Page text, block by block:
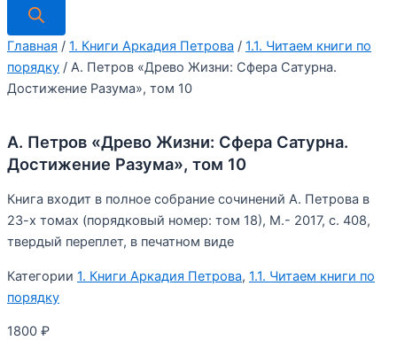
Главная / 1. Книги Аркадия Петрова / 1.1. Читаем книги по
порядку / А. Петров «Древо Жизни: Сфера Сатурна.
Достижение Разума», том 10
А. Петров «Древо Жизни: Сфера Сатурна.
Достижение Разума», том 10
Книга входит в полное собрание сочинений А. Петрова в
23-х томах (порядковый номер: том 18), М.- 2017, с. 408,
твердый переплет, в печатном виде
Категории 1. Книги Аркадия Петрова, 1.1. Читаем книги по
порядку
1800 ₽